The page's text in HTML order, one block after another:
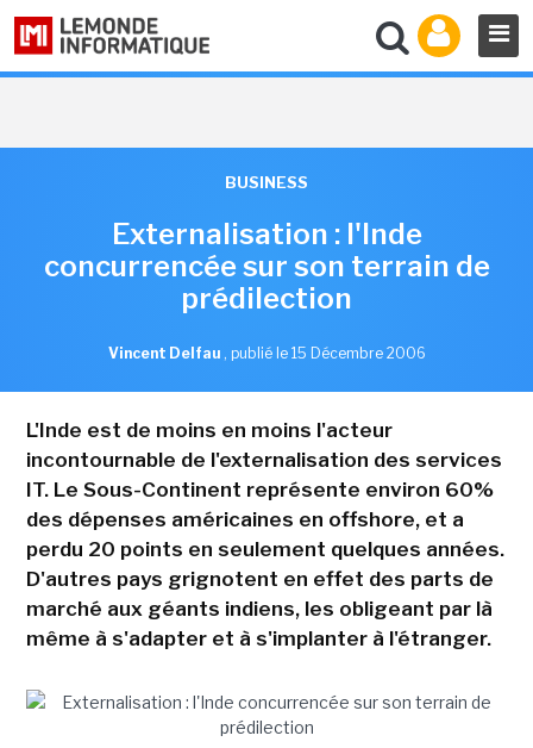
BUSINESS
Externalisation : l'Inde
concurrencée sur son terrain de
prédilection
Vincent Delfau , publié le 15 Décembre 2006
L'Inde est de moins en moins l'acteur
incontournable de l'externalisation des services
IT. Le Sous-Continent représente environ 60%
des dépenses américaines en offshore, et a
perdu 20 points en seulement quelques années.
D'autres pays grignotent en effet des parts de
marché aux géants indiens, les obligeant par là
même à s'adapter et à s'implanter à l'étranger.